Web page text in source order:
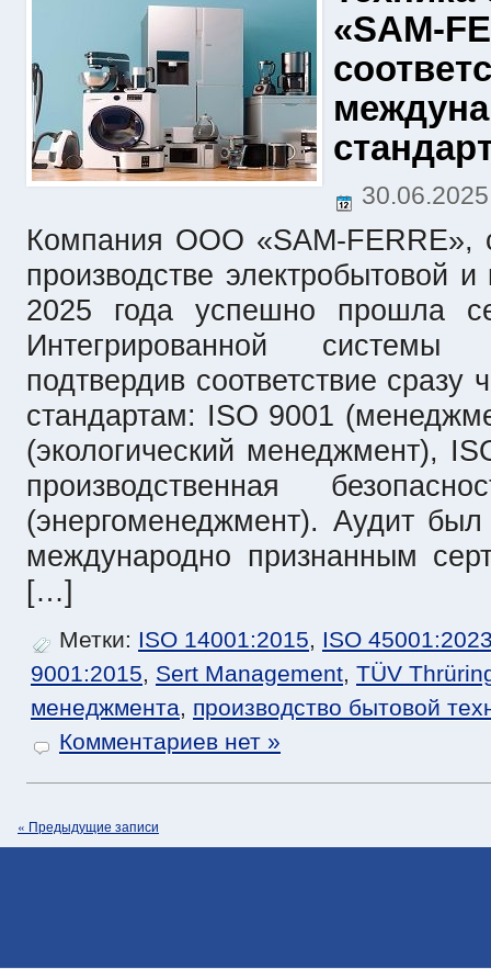
«SAM-
Компания ООО «SAM-FERRE»,
производстве электробытовой
2025 года успешно прошла
Интегрированной
подтвердив соответствие
стандартам: ISO 9001
(экологический менеджмент),
производственная
(энергоменеджмент). Аудит
международно признанным
[…]
Метки: ISO 14001:2015, ISO
9001:2015, Sert Management, TÜV
менеджмента, производство бытовой
Комментариев нет »
« Предыдущие записи